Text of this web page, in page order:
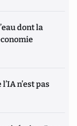
dont la
n’est pas